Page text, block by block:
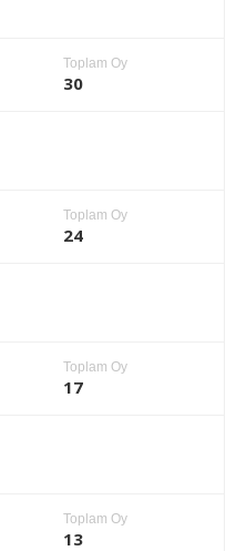
Toplam Oy
30
Toplam Oy
24
Toplam Oy
17
Toplam Oy
13